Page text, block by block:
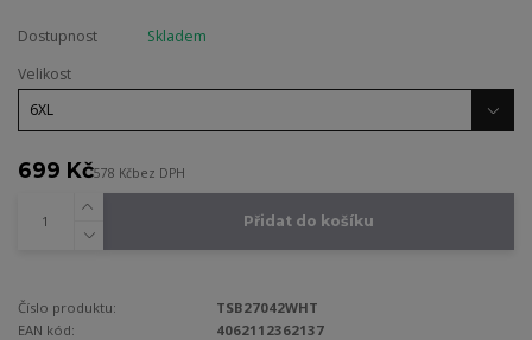
Dostupnost
Skladem
Velikost
699 Kč578 Kčbez DPH
Přidat do košíku
Číslo produktu:
TSB27042WHT
EAN kód:
4062112362137